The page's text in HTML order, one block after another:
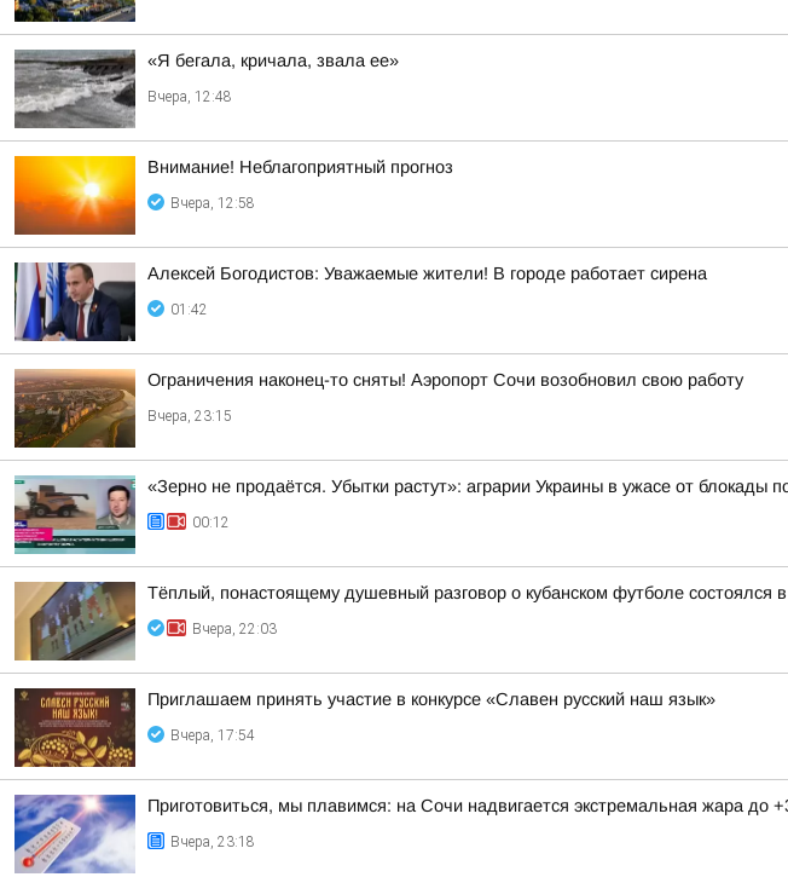
«Я бегала, кричала, звала ее»
Вчера, 12:48
Внимание! Неблагоприятный прогноз
Вчера, 12:58
Алексей Богодистов: Уважаемые жители! В городе работает сирена
01:42
Ограничения наконец-то сняты! Аэропорт Сочи возобновил свою работу
Вчера, 23:15
«Зерно не продаётся. Убытки растут»: аграрии Украины в ужасе от блокады
00:12
Тёплый, понастоящему душевный разговор о кубанском футболе состоялся
Вчера, 22:03
Приглашаем принять участие в конкурсе «Славен русский наш язык»
Вчера, 17:54
Приготовиться, мы плавимся: на Сочи надвигается экстремальная жара до
Вчера, 23:18